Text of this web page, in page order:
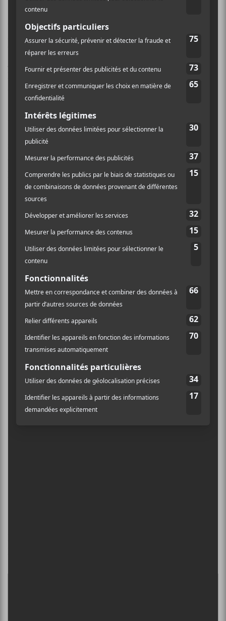
Arrivant juste à temps pour célébrer les dix années du
groupe, l’album verra le jour le 30 octobre prochain
via Relapse Records. Depuis la sortie de
en 2018, le guitariste Brandon Setta a quitté
le groupe et a été remplacé par Doyle Martin, le
chanteur et guitariste deCloakroom.
Avec une solide distribution de contributeurs
talentueux tels que la harpiste Mary Lattimore, la
musicienne classique Shelley Weiss et le chanteur,
compositeur et producteur Alex G.,
The Great Dismal
présente encore une fois d’autres aspects essentiels du
son post-shoegaze américain.
The Great Dismal
01A Fabricated Life
02Say Less
03April Ha Ha**
04Catch a Fade